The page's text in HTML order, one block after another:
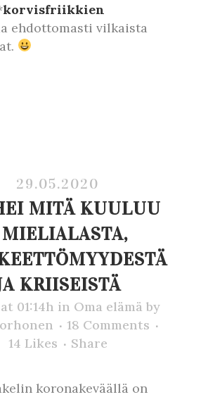
korvisfriikkien
ehdottomasti vilkaista
29.05.2020
MITÄ KUULUU
KRIISEISTÄ
01:14h in Oma elämä by
18 Comments
14 Likes Share
koronakeväällä on